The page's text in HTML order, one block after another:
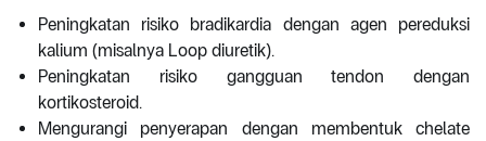
Peningkatan risiko bradikardia dengan agen pereduksi
kalium (misalnya Loop diuretik).
Peningkatan risiko gangguan tendon dengan
kortikosteroid.
Mengurangi penyerapan dengan membentuk chelate